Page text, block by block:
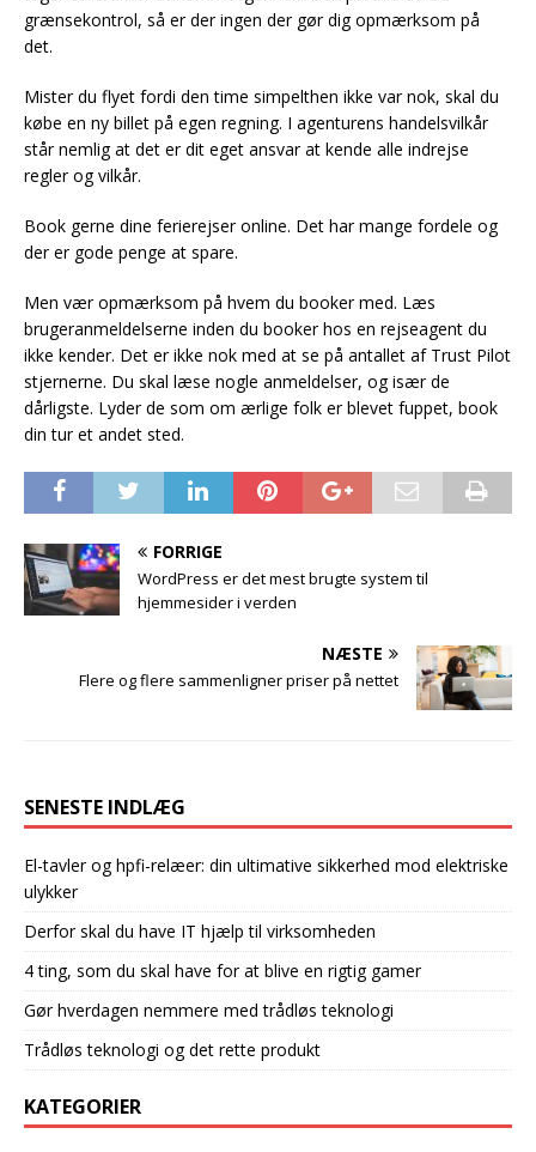
grænsekontrol, så er der ingen der gør dig opmærksom på
det.
Mister du flyet fordi den time simpelthen ikke var nok, skal du
købe en ny billet på egen regning. I agenturens handelsvilkår
står nemlig at det er dit eget ansvar at kende alle indrejse
regler og vilkår.
Book gerne dine ferierejser online. Det har mange fordele og
der er gode penge at spare.
Men vær opmærksom på hvem du booker med. Læs
brugeranmeldelserne inden du booker hos en rejseagent du
ikke kender. Det er ikke nok med at se på antallet af Trust Pilot
stjernerne. Du skal læse nogle anmeldelser, og især de
dårligste. Lyder de som om ærlige folk er blevet fuppet, book
din tur et andet sted.
FORRIGE
WordPress er det mest brugte system til
hjemmesider i verden
NÆSTE
Flere og flere sammenligner priser på nettet
SENESTE INDLÆG
El-tavler og hpfi-relæer: din ultimative sikkerhed mod elektriske
ulykker
Derfor skal du have IT hjælp til virksomheden
4 ting, som du skal have for at blive en rigtig gamer
Gør hverdagen nemmere med trådløs teknologi
Trådløs teknologi og det rette produkt
KATEGORIER